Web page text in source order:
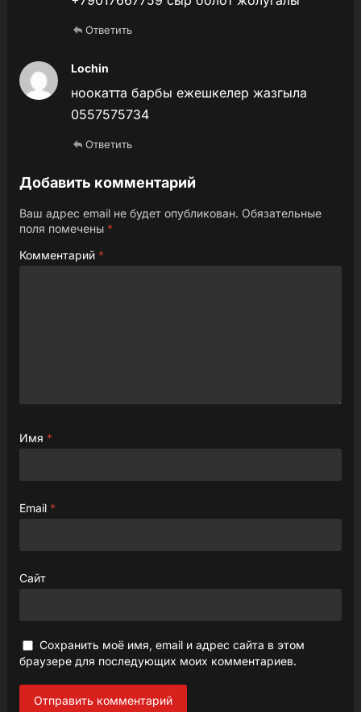
Ответить
Lochin
ноокатта барбы ежешкелер жазгыла
0557575734
Ответить
Добавить комментарий
Ваш адрес email не будет опубликован. Обязательные
поля помечены *
Комментарий *
Имя *
Email *
Сайт
Сохранить моё имя, email и адрес сайта в этом
браузере для последующих моих комментариев.